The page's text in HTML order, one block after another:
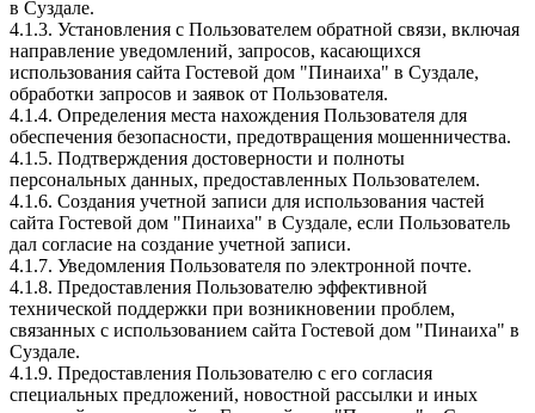
в Суздале.
4.1.3. Установления с Пользователем обратной связи, включая
направление уведомлений, запросов, касающихся
использования сайта Гостевой дом "Пинаиха" в Суздале,
обработки запросов и заявок от Пользователя.
4.1.4. Определения места нахождения Пользователя для
обеспечения безопасности, предотвращения мошенничества.
4.1.5. Подтверждения достоверности и полноты
персональных данных, предоставленных Пользователем.
4.1.6. Создания учетной записи для использования частей
сайта Гостевой дом "Пинаиха" в Суздале, если Пользователь
дал согласие на создание учетной записи.
4.1.7. Уведомления Пользователя по электронной почте.
4.1.8. Предоставления Пользователю эффективной
технической поддержки при возникновении проблем,
связанных с использованием сайта Гостевой дом "Пинаиха" в
Суздале.
4.1.9. Предоставления Пользователю с его согласия
специальных предложений, новостной рассылки и иных